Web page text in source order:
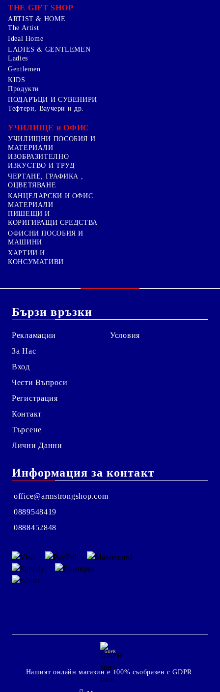
THE GIFT SHOP
ARTIST & HOME
The Artist
Ideal Home
LADIES & GENTLEMEN
Ladies
Gentlemen
KIDS
Продукти
ПОДАРЪЦИ И СУВЕНИРИ
Тефтери, Ваучери и др.
УЧИЛИЩЕ и ОФИС
УЧИЛИЩНИ ПОСОБИЯ И
МАТЕРИАЛИ
ИЗОБРАЗИТЕЛНО
ИЗКУСТВО И ТРУД
ЧЕРТАНЕ, ГРАФИКА ,
ОЦВЕТЯВАНЕ
КАНЦЕЛАРСКИ И ОФИС
МАТЕРИАЛИ
ПИШЕЩИ И
КОРИГИРАЩИ СРЕДСТВА
ОФИСНИ ПОСОБИЯ И
МАШИНИ
ХАРТИИ И
КОНСУМАТИВИ
Бързи връзки
Рекламации
За Нас
Вход
Чести Въпроси
Регистрация
Контакт
Търсене
Лични Данни
Условия
Информация за контакт
office@armstrongshop.com
0889548419
0888452848
GDPR
Нашият онлайн магазин е 100% съобразен с GDPR.